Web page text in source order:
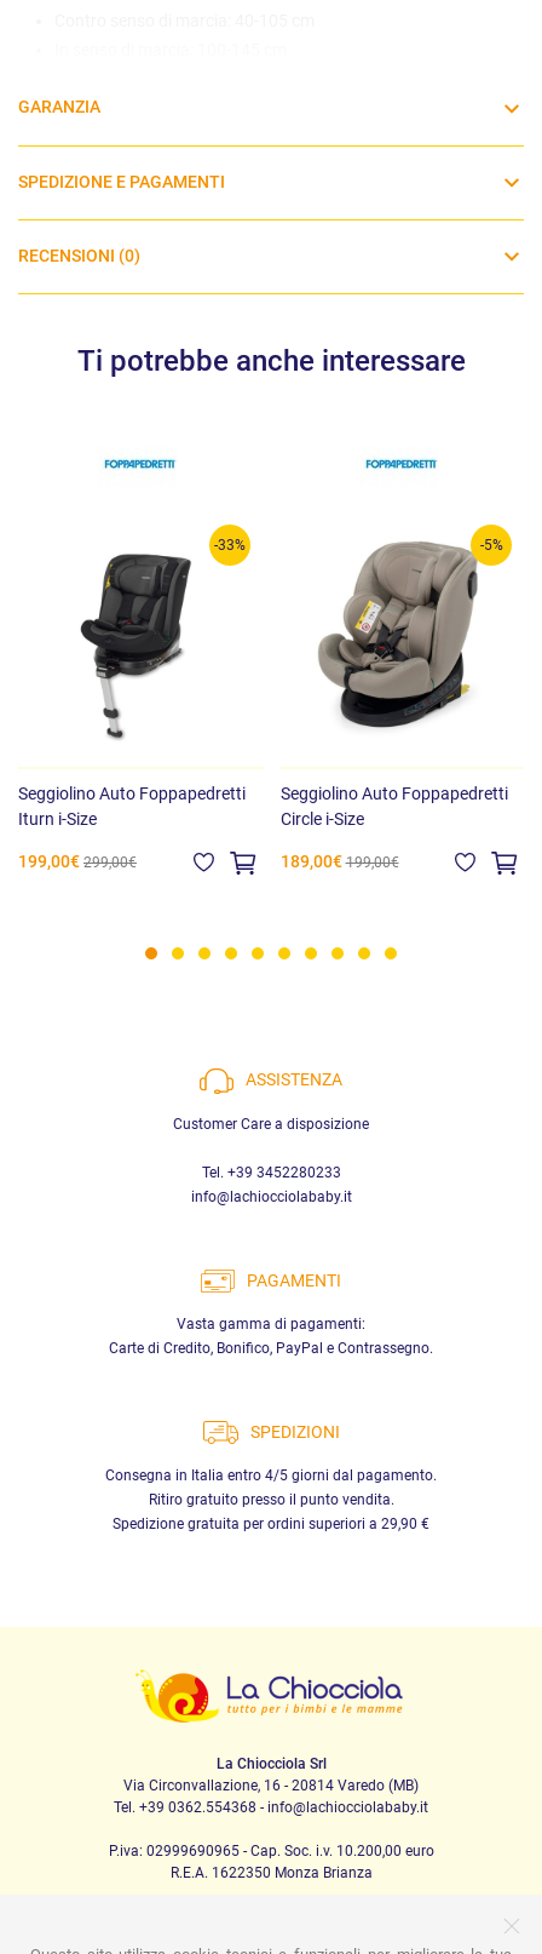
Dettagli prodotto
Certificazione: ECE R129/03
Utilizzo: 40-145 cm
Dimensioni: 53-81 x 46,5-48,5 x 49,5-79,5 cm
GARANZIA
SPEDIZIONE E PAGAMENTI
RECENSIONI (0)
Ti potrebbe anche interessare
-33%
Seggiolino Auto Foppapedretti
Iturn i-Size
199,00€ 299,00€
-5%
Seggiolino Auto Foppapedretti
Circle i-Size
189,00€ 199,00€
ASSISTENZA
Customer Care a disposizione
Tel. +39 3452280233
info@lachiocciolababy.it
PAGAMENTI
Vasta gamma di pagamenti:
Carte di Credito, Bonifico, PayPal e Contrassegno.
SPEDIZIONI
Consegna in Italia entro 4/5 giorni dal pagamento.
Ritiro gratuito presso il punto vendita.
Spedizione gratuita per ordini superiori a 29,90 €
La Chiocciola Srl
Via Circonvallazione, 16 - 20814 Varedo (MB)
Tel. +39 0362.554368 - info@lachiocciolababy.it
P.iva: 02999690965 - Cap. Soc. i.v. 10.200,00 euro
R.E.A. 1622350 Monza Brianza